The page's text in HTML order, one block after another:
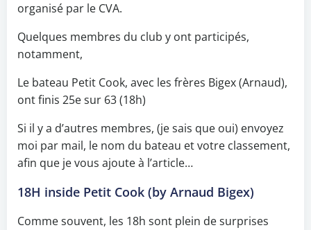
organisé par le CVA.
Quelques membres du club y ont participés,
notamment,
Le bateau Petit Cook, avec les frères Bigex (Arnaud),
ont finis 25e sur 63 (18h)
Si il y a d’autres membres, (je sais que oui) envoyez
moi par mail, le nom du bateau et votre classement,
afin que je vous ajoute à l’article…
18H inside Petit Cook (by Arnaud Bigex)
Comme souvent, les 18h sont plein de surprises